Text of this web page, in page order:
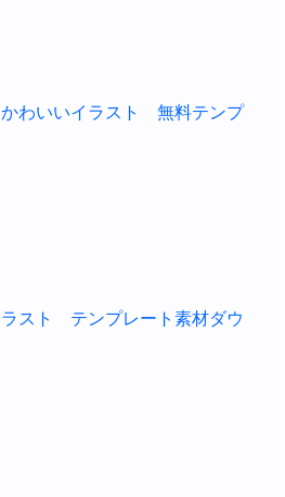
いいイラスト 無料テンプ
スト テンプレート素材ダウ